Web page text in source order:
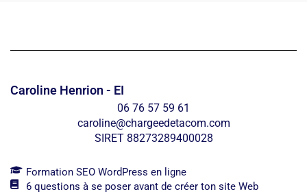
Caroline Henrion - EI
06 76 57 59 61
caroline@chargeedetacom.com
SIRET 88273289400028
Formation SEO WordPress en ligne
6 questions à se poser avant de créer ton site Web